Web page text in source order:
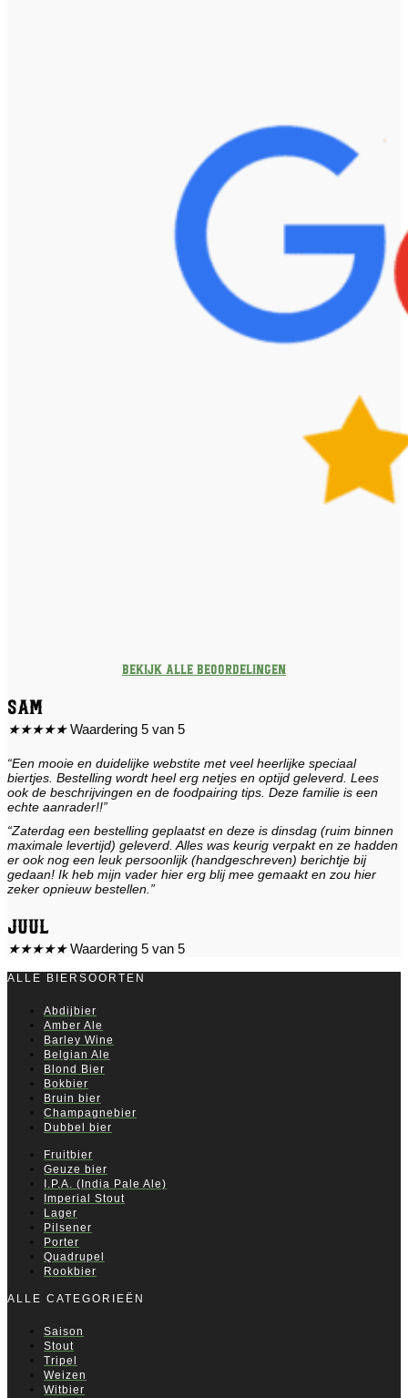
Bekijk alle beoordelingen
Sam
★★★★★ Waardering 5 van 5
“Een mooie en duidelijke webstite met veel heerlijke speciaal
biertjes. Bestelling wordt heel erg netjes en optijd geleverd. Lees
ook de beschrijvingen en de foodpairing tips. Deze familie is een
echte aanrader!!”
“Zaterdag een bestelling geplaatst en deze is dinsdag (ruim binnen
maximale levertijd) geleverd. Alles was keurig verpakt en ze hadden
er ook nog een leuk persoonlijk (handgeschreven) berichtje bij
gedaan! Ik heb mijn vader hier erg blij mee gemaakt en zou hier
zeker opnieuw bestellen.”
Juul
★★★★★ Waardering 5 van 5
ALLE BIERSOORTEN
Abdijbier
Amber Ale
Barley Wine
Belgian Ale
Blond Bier
Bokbier
Bruin bier
Champagnebier
Dubbel bier
Fruitbier
Geuze bier
I.P.A. (India Pale Ale)
Imperial Stout
Lager
Pilsener
Porter
Quadrupel
Rookbier
ALLE CATEGORIEËN
Saison
Stout
Tripel
Weizen
Witbier